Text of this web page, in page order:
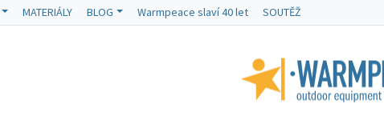
MATERIÁLY BLOG Warmpeace slaví 40 let SOUTĚŽ
Warmpeace